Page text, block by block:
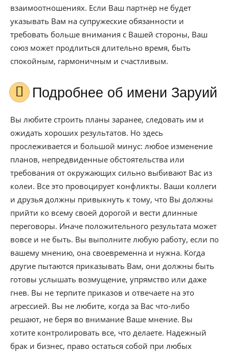
взаимоотношениях. Если Ваш партнёр не будет
указывать Вам на супружеские обязанности и
требовать больше внимания с Вашей стороны, Ваш
союз может продлиться длительно время, быть
спокойным, гармоничным и счастливым.
Подробнее об имени Заруий
Вы любите строить планы заранее, следовать им и
ожидать хороших результатов. Но здесь
прослеживается и большой минус: любое изменение
планов, непредвиденные обстоятельства или
требования от окружающих сильно выбивают Вас из
колеи. Все это провоцирует конфликты. Ваши коллеги
и друзья должны привыкнуть к тому, что Вы должны
прийти ко всему своей дорогой и вести длинные
переговоры. Иначе положительного результата может
вовсе и не быть. Вы выполните любую работу, если по
вашему мнению, она своевременна и нужна. Когда
другие пытаются приказывать Вам, они должны быть
готовы услышать возмущение, упрямство или даже
гнев. Вы не терпите приказов и отвечаете на это
агрессией. Вы не любите, когда за Вас что-либо
решают, не беря во внимание Ваше мнение. Вы
хотите контролировать все, что делаете. Надежный
брак и бизнес, право остаться собой при любых